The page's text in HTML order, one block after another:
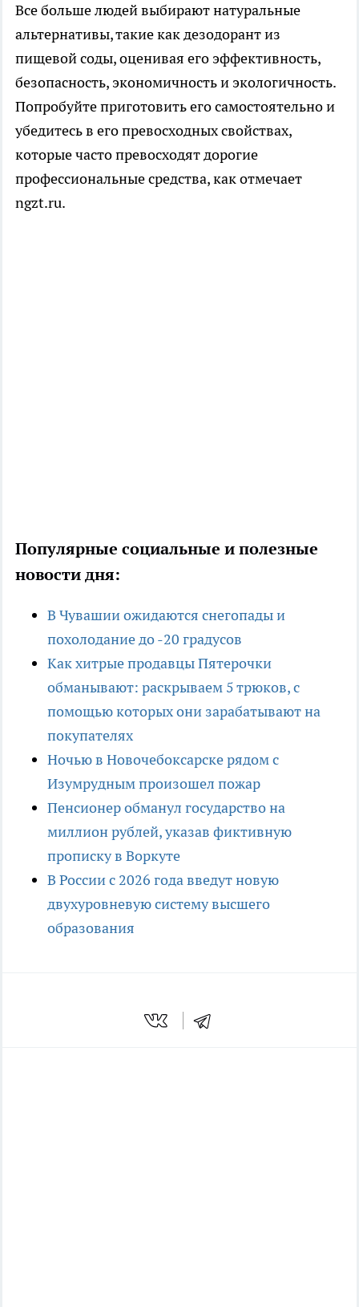
Все больше людей выбирают натуральные
альтернативы, такие как дезодорант из
пищевой соды, оценивая его эффективность,
безопасность, экономичность и экологичность.
Попробуйте приготовить его самостоятельно и
убедитесь в его превосходных свойствах,
которые часто превосходят дорогие
профессиональные средства, как отмечает
ngzt.ru.
Популярные социальные и полезные
новости дня:
В Чувашии ожидаются снегопады и
похолодание до -20 градусов
Как хитрые продавцы Пятерочки
обманывают: раскрываем 5 трюков, с
помощью которых они зарабатывают на
покупателях
Ночью в Новочебоксарске рядом с
Изумрудным произошел пожар
Пенсионер обманул государство на
миллион рублей, указав фиктивную
прописку в Воркуте
В России с 2026 года введут новую
двухуровневую систему высшего
образования